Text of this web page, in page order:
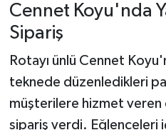
Cennet Koyu'nda
Sipariş
Rotayı ünlü Cennet
teknede düzenledikleri
müşterilere hizmet
sipariş verdi. Eğlenceleri